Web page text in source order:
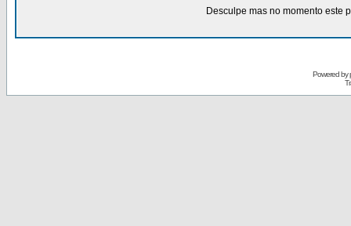
Desculpe mas no momento este
Powered by